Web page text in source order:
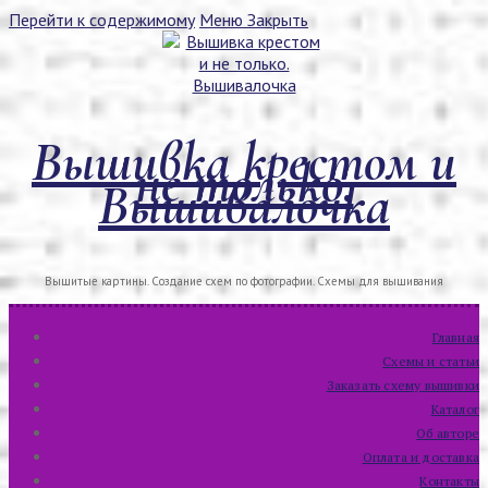
Перейти к содержимому Меню Закрыть
Вышивка крестом и
не только.
Вышивалочка
Вышитые картины. Создание схем по фотографии. Схемы для вышивания
Главная
Схемы и статьи
Заказать схему вышивки
Каталог
Об авторе
Оплата и доставка
Контакты